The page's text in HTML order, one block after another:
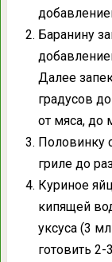
Баранину
Далее
градусов
от мяса, до
Половинку
гриле до
Куриное
кипящей
уксуса (3
готовить